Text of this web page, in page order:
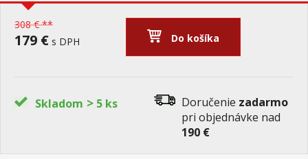
308 € **
179 € s DPH Do košíka
Skladom > 5 ks Doručenie zadarmo
pri objednávke nad
190 €